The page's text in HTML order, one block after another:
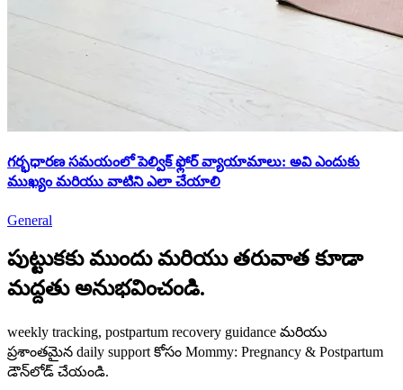
గర్భధారణ సమయంలో పెల్విక్ ఫ్లోర్ వ్యాయామాలు: అవి ఎందుకు
ముఖ్యం మరియు వాటిని ఎలా చేయాలి
General
పుట్టుకకు ముందు మరియు తరువాత కూడా
మద్దతు అనుభవించండి.
weekly tracking, postpartum recovery guidance మరియు
ప్రశాంతమైన daily support కోసం Mommy: Pregnancy & Postpartum
డౌన్‌లోడ్ చేయండి.